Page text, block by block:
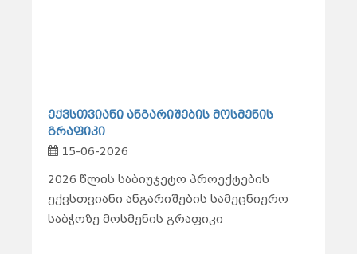
ექვსთვიანი ანგარიშების მოსმენის
გრაფიკი
15-06-2026
2026 წლის საბიუჯეტო პროექტების
ექვსთვიანი ანგარიშების სამეცნიერო
საბჭოზე მოსმენის გრაფიკი